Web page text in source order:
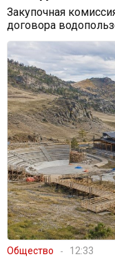
Закупочная
договора
Общество 12:33